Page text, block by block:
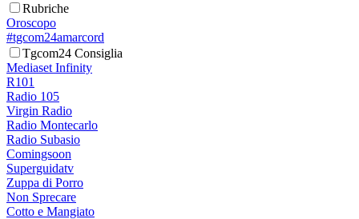
Rubriche
Oroscopo
#tgcom24amarcord
Tgcom24 Consiglia
Mediaset Infinity
R101
Radio 105
Virgin Radio
Radio Montecarlo
Radio Subasio
Comingsoon
Superguidatv
Zuppa di Porro
Non Sprecare
Cotto e Mangiato